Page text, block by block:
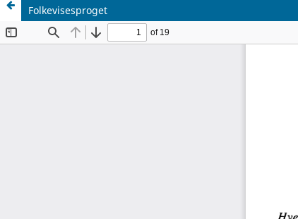
Folkevisesproget